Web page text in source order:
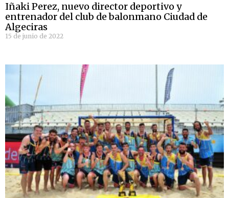
Iñaki Perez, nuevo director deportivo y
entrenador del club de balonmano Ciudad de
Algeciras
15 de junio de 2022